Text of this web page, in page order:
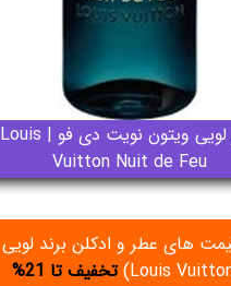
عطر لویی ویتون نویت دی فو | Louis
Vuitton Nuit de Feu
های عطر و ادکلن برند لویی
تخفیف تا 21%